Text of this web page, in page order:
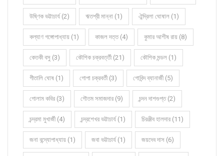
উষ্ণিক ভট্টাচার্য (2) ঋতশ্রী মান্না (1) ঐন্দ্রিলা ঘোষাল (1)
কল্যাণ গঙ্গোপাধ্যায় (1) কাজল দত্ত (4) কুমার আশীষ রায় (8)
কেতকী বসু (3) কৌশিক চক্রবর্ত্তী (21) কৌশিক মন্ডল (1)
গীতালি ঘোষ (1) গোপা চক্রবর্তী (3) গোবিন্দ ব্যানার্জী (5)
গোলাম কবির (3) গৌতম সমাজদার (9) চন্দন দাশগুপ্ত (2)
চন্দ্রমা মুখার্জী (4) চন্দ্রশেখর ভট্টাচার্য (1) চিরঞ্জীব হালদার (11)
জনা বন্দ্যোপাধ্যায় (1) জবা ভট্টাচার্য (1) জয়দেব দাস (6)